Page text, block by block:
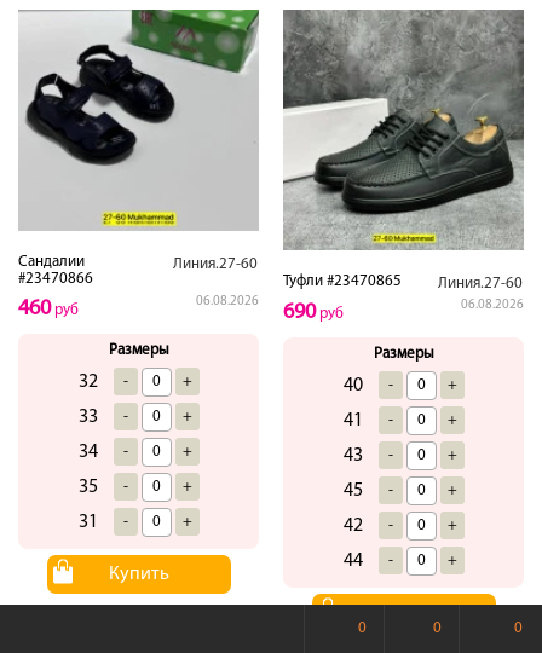
Сандалии
#23470866
Линия.27-60
06.08.2026
460руб
Размеры
32 - +
33 - +
34 - +
35 - +
31 - +
Купить
Туфли #23470865 Линия.27-60
06.08.2026
690руб
Размеры
40 - +
41 - +
43 - +
45 - +
42 - +
44 - +
0 0 0